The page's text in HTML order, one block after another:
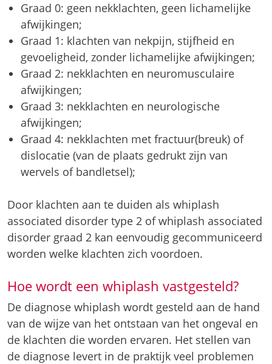
Graad 0: geen nekklachten, geen lichamelijke
afwijkingen;
Graad 1: klachten van nekpijn, stijfheid en
gevoeligheid, zonder lichamelijke afwijkingen;
Graad 2: nekklachten en neuromusculaire
afwijkingen;
Graad 3: nekklachten en neurologische
afwijkingen;
Graad 4: nekklachten met fractuur(breuk) of
dislocatie (van de plaats gedrukt zijn van
wervels of bandletsel);
Door klachten aan te duiden als whiplash
associated disorder type 2 of whiplash associated
disorder graad 2 kan eenvoudig gecommuniceerd
worden welke klachten zich voordoen.
Hoe wordt een whiplash vastgesteld?
De diagnose whiplash wordt gesteld aan de hand
van de wijze van het ontstaan van het ongeval en
de klachten die worden ervaren. Het stellen van
de diagnose levert in de praktijk veel problemen